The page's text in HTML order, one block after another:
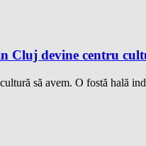
Cluj devine centru
să avem. O fostă hală